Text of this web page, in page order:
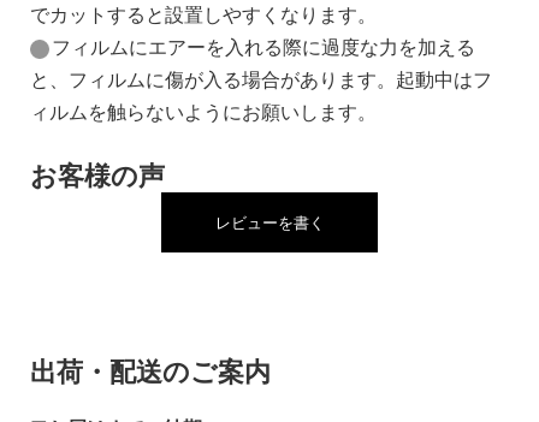
でカットすると設置しやすくなります。
フィルムにエアーを入れる際に過度な力を加える
と、フィルムに傷が入る場合があります。起動中はフ
ィルムを触らないようにお願いします。
お客様の声
レビューを書く
出荷・配送のご案内